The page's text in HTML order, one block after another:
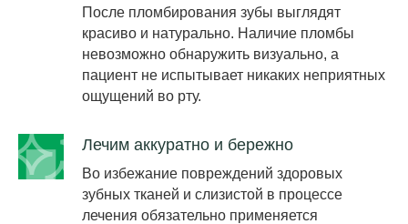
После пломбирования зубы выглядят
красиво и натурально. Наличие пломбы
невозможно обнаружить визуально, а
пациент не испытывает никаких неприятных
ощущений во рту.
Лечим аккуратно и бережно
Во избежание повреждений здоровых
зубных тканей и слизистой в процессе
лечения обязательно применяется
дополнительные более
точные виды
диагностики: КТ всей
полости рта или
прицельный или
панорамный снимок
лечения
После диагностики
доктор составляет план
дальнейших приемов и
процедур.